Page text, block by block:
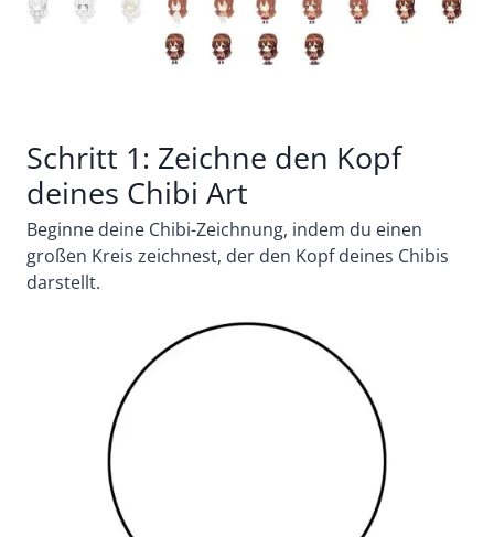
Schritt 1: Zeichne den Kopf
deines Chibi Art
Beginne deine Chibi-Zeichnung, indem du einen
großen Kreis zeichnest, der den Kopf deines Chibis
darstellt.